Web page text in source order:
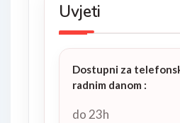
Uvjeti
Dostupni za
radnim danom :
do 23h